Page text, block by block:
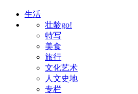
生活
壮龄go!
特写
美食
旅行
文化艺术
人文史地
专栏